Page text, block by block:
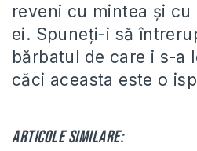
reveni cu mintea și cu
ei. Spuneți-i să
bărbatul de care i s-a
căci aceasta este o
Articole similare: